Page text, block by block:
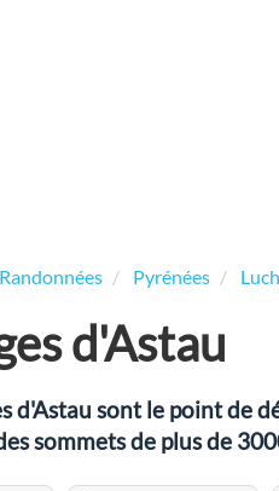
Randonnées Pyrénées
d'Astau
d'Astau sont le point de
sommets de plus de